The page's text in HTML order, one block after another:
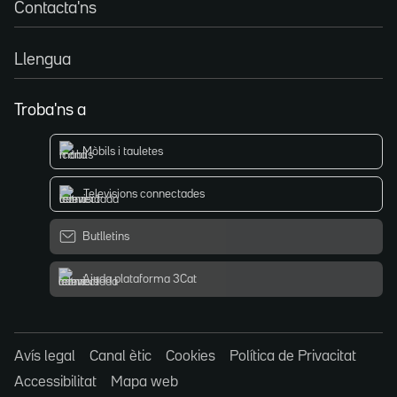
Contacta'ns
Llengua
Troba'ns a
Mòbils i tauletes
Televisions connectades
Butlletins
Ajuda plataforma 3Cat
Avís legal Canal ètic Cookies
Política de Privacitat
Accessibilitat
Mapa web